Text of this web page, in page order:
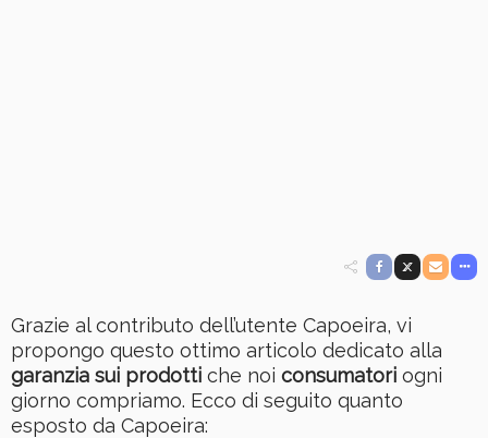
Grazie al contributo dell’utente Capoeira, vi
propongo questo ottimo articolo dedicato alla
garanzia sui prodotti che noi consumatori ogni
giorno compriamo. Ecco di seguito quanto
esposto da Capoeira: